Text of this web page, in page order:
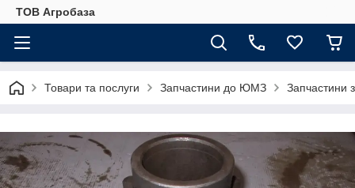
ТОВ Агробаза
Товари та послуги Запчастини до ЮМЗ Запчастини